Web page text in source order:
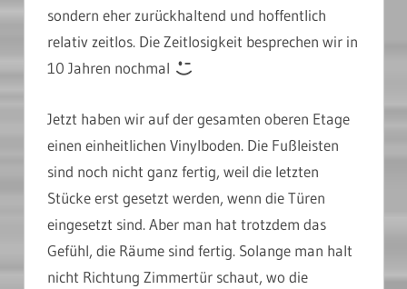
sondern eher zurückhaltend und hoffentlich
relativ zeitlos. Die Zeitlosigkeit besprechen wir in
10 Jahren nochmal
Jetzt haben wir auf der gesamten oberen Etage
einen einheitlichen Vinylboden. Die Fußleisten
sind noch nicht ganz fertig, weil die letzten
Stücke erst gesetzt werden, wenn die Türen
eingesetzt sind. Aber man hat trotzdem das
Gefühl, die Räume sind fertig. Solange man halt
nicht Richtung Zimmertür schaut, wo die